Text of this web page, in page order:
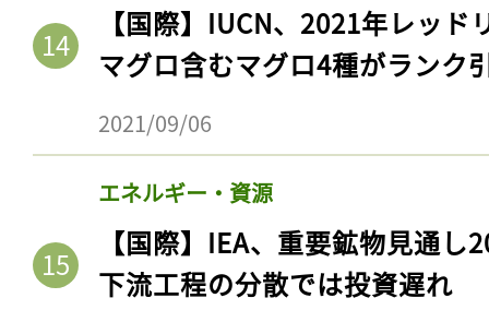
【国際】IUCN、2021年レッ
マグロ含むマグロ4種がランク
2021/09/06
エネルギー・資源
【国際】IEA、重要鉱物見通
下流工程の分散では投資遅れ